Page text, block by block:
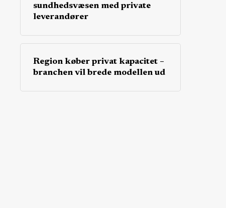
sundhedsvæsen med private
leverandører
Region køber privat kapacitet –
branchen vil brede modellen ud